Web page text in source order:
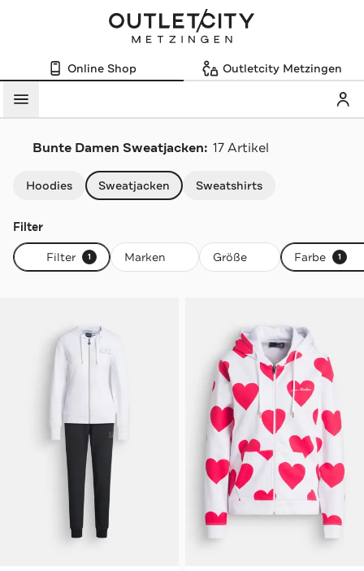
Online Shop Outletcity Metzingen
Menü
Bunte Damen Sweatjacken: 17 Artikel
Hoodies Sweatjacken Sweatshirts
Filter
Filter 1 Marken Größe Farbe 1